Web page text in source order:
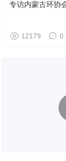
专访内蒙古环协
12179 0